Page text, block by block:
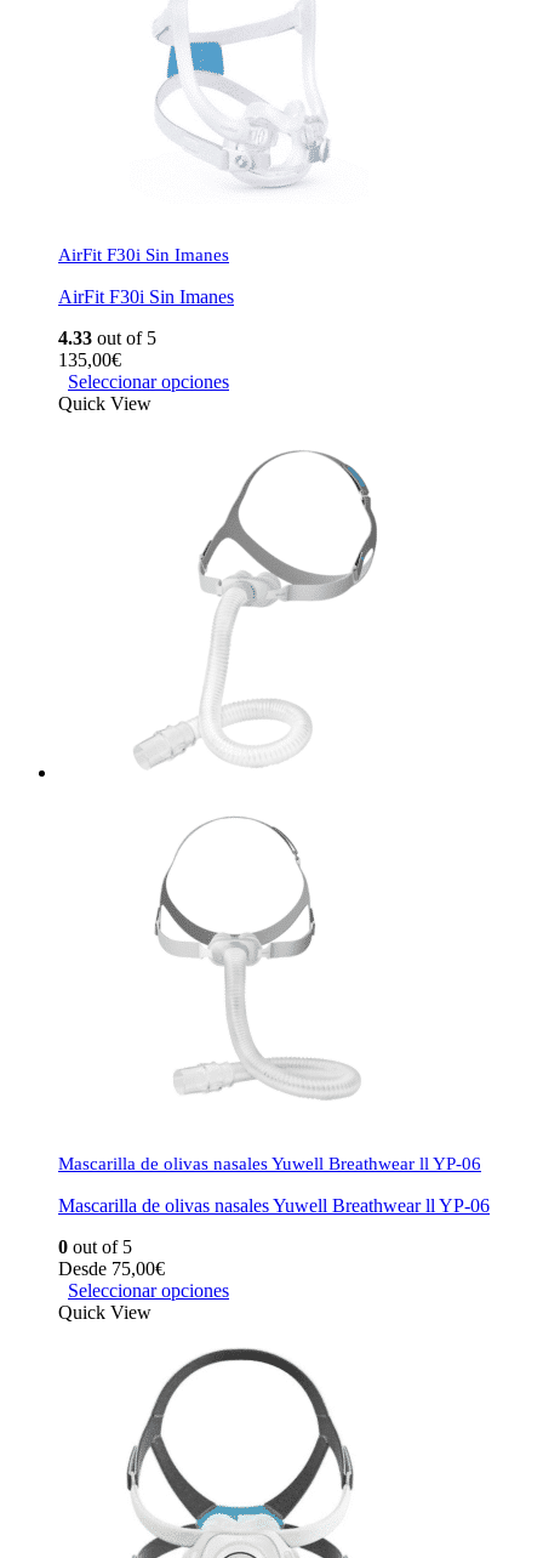
AirFit F30i Sin Imanes
AirFit F30i Sin Imanes
4.33 out of 5
135,00€
Seleccionar opciones
Quick View
Mascarilla de olivas nasales Yuwell Breathwear ll YP-06
Mascarilla de olivas nasales Yuwell Breathwear ll YP-06
0 out of 5
Desde 75,00€
Seleccionar opciones
Quick View